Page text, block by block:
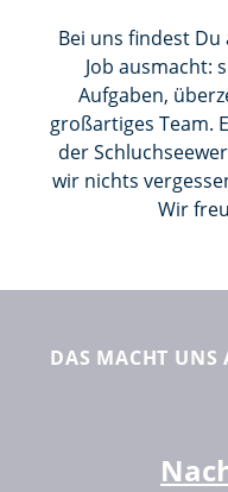
Bei uns findest
Job ausmacht:
Aufgaben,
großartiges Team.
der
wir nichts
Wir
DAS MACHT UNS